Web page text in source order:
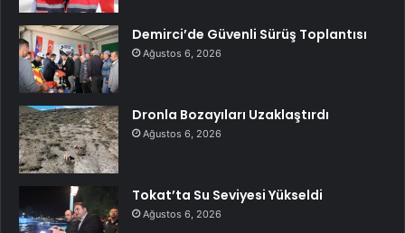
Demirci’de Güvenli Sürüş Toplantısı
Ağustos 6, 2026
Dronla Bozayıları Uzaklaştırdı
Ağustos 6, 2026
Tokat’ta Su Seviyesi Yükseldi
Ağustos 6, 2026